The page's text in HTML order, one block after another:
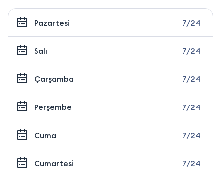
Pazartesi 7/24
Salı 7/24
Çarşamba 7/24
Perşembe 7/24
Cuma 7/24
Cumartesi 7/24